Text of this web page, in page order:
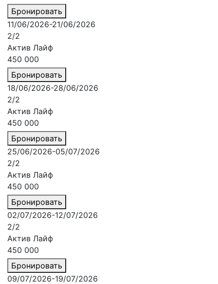
Бронировать
11/06/2026-21/06/2026
2/2
Актив Лайф
450 000
Бронировать
18/06/2026-28/06/2026
2/2
Актив Лайф
450 000
Бронировать
25/06/2026-05/07/2026
2/2
Актив Лайф
450 000
Бронировать
02/07/2026-12/07/2026
2/2
Актив Лайф
450 000
Бронировать
09/07/2026-19/07/2026